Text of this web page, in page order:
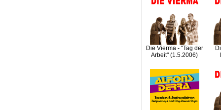
Die Vierma - "Tag der
Arbeit" (1.5.2006)